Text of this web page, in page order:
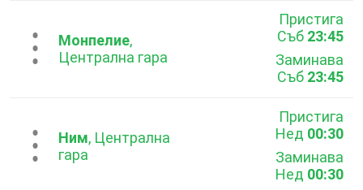
...Монпелие,
Централна гара
Пристига
Съб 23:45
Заминава
Съб 23:45
...
Ним, Централна
гара
Пристига
Нед 00:30
Заминава
Нед 00:30